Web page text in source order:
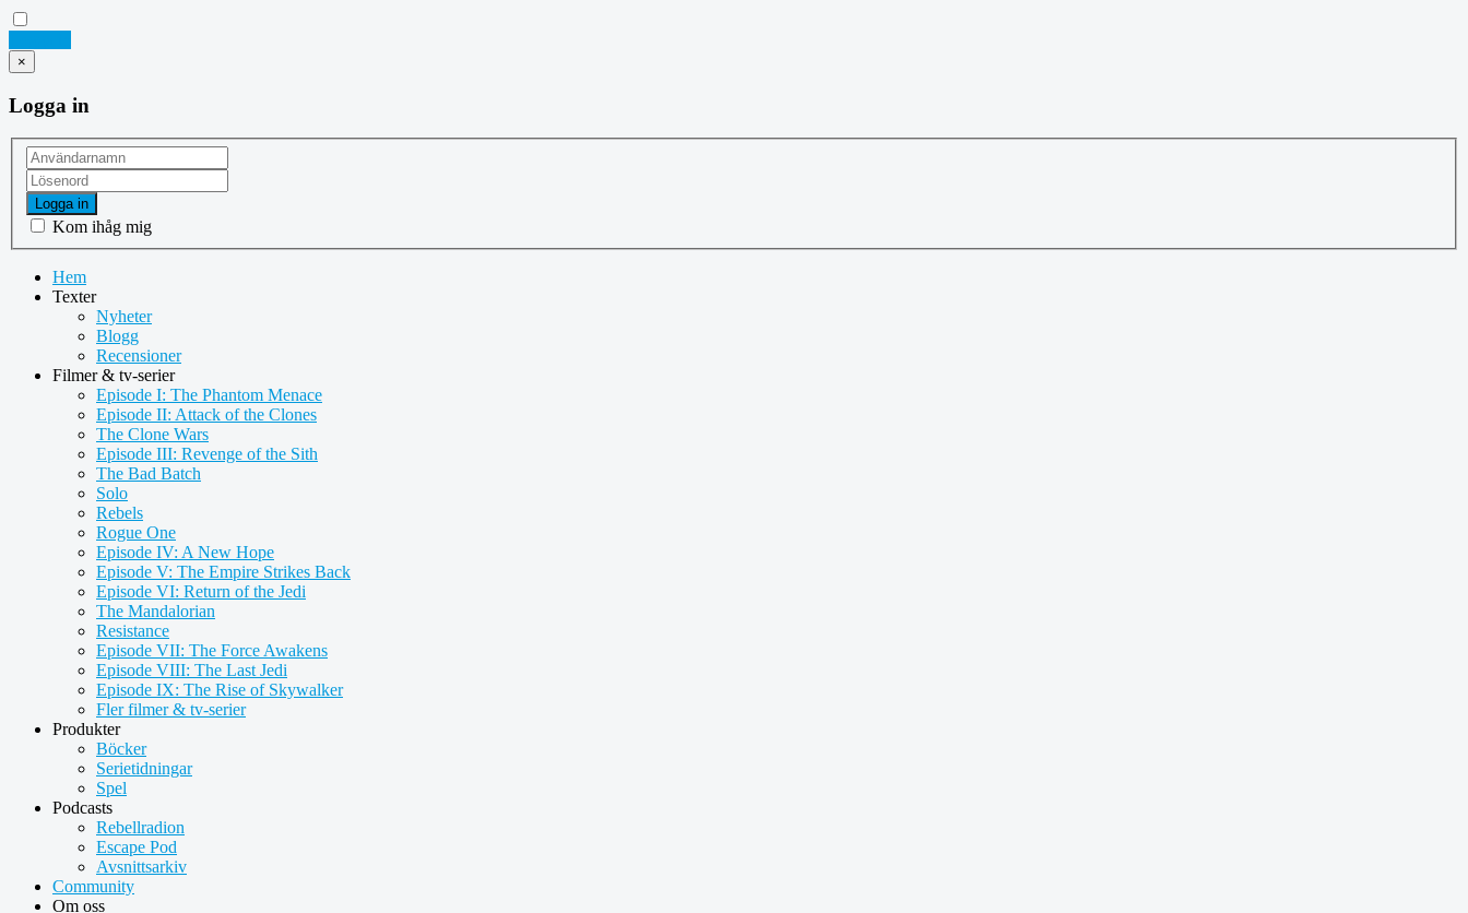
×
Logga in
Logga in
Kom ihåg mig
Hem
Texter
Nyheter
Blogg
Recensioner
Filmer & tv-serier
Episode I: The Phantom Menace
Episode II: Attack of the Clones
The Clone Wars
Episode III: Revenge of the Sith
The Bad Batch
Solo
Rebels
Rogue One
Episode IV: A New Hope
Episode V: The Empire Strikes Back
Episode VI: Return of the Jedi
The Mandalorian
Resistance
Episode VII: The Force Awakens
Episode VIII: The Last Jedi
Episode IX: The Rise of Skywalker
Fler filmer & tv-serier
Produkter
Böcker
Serietidningar
Spel
Podcasts
Rebellradion
Escape Pod
Avsnittsarkiv
Community
Om oss